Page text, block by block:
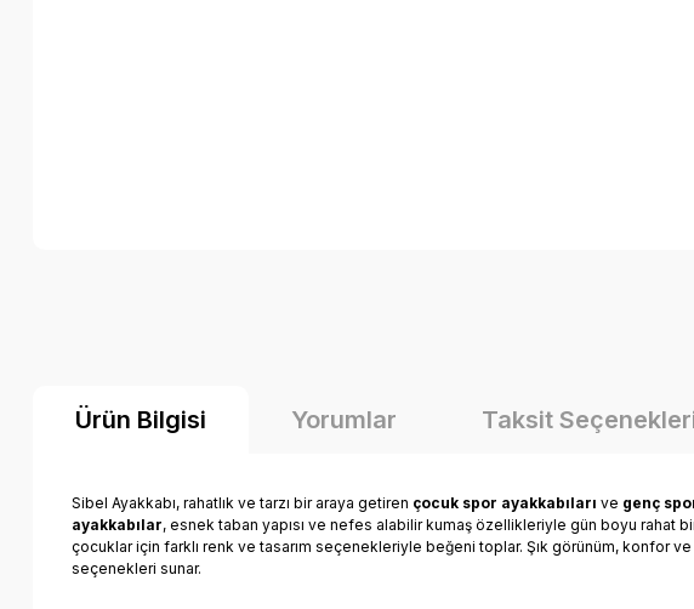
Ürün Bilgisi Yorumlar Taksit
Sibel Ayakkabı, rahatlık ve tarzı bir araya getiren çocuk spor ayakkabıları ve genç
ayakkabılar, esnek taban yapısı ve nefes alabilir kumaş özellikleriyle gün boyu rahat
çocuklar için farklı renk ve tasarım seçenekleriyle beğeni toplar. Şık görünüm, konfor ve
seçenekleri sunar.